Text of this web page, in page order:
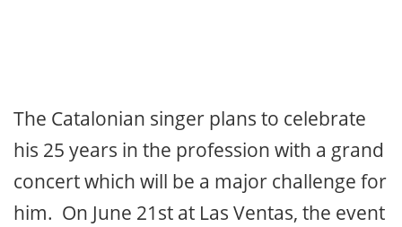
The Catalonian singer plans to celebrate
his 25 years in the profession with a grand
concert which will be a major challenge for
him. On June 21st at Las Ventas, the event